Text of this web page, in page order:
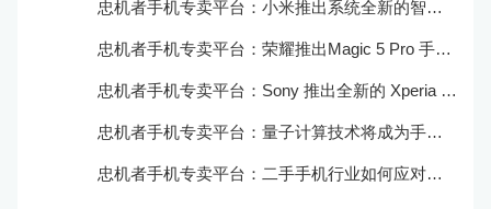
忠机者手机专卖平台：小米推出系统全新的智能厨房
忠机者手机专卖平台：荣耀推出Magic 5 Pro 手机，搭载麒麟9000处理器和5000万像素主摄像头
忠机者手机专卖平台：Sony 推出全新的 Xperia 1 III 手机，展现出卓越的技术和品质
忠机者手机专卖平台：量子计算技术将成为手机行业的新的发展方向
忠机者手机专卖平台：二手手机行业如何应对生态系统的要求